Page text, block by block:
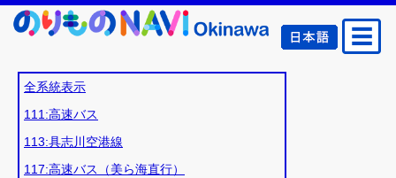
全系統表示
111:高速バス
113:具志川空港線
117:高速バス（美ら海直行）